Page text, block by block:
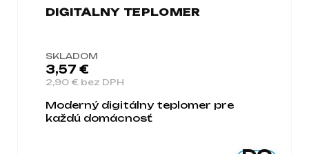
DIGITÁLNY TEPLOMER
SKLADOM
2,90 € bez DPH
3,57 €
Moderný digitálny teplomer pre
každú domácnosť